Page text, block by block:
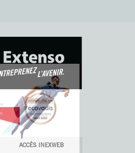
ACCÈS INEXWEB
sert pas
plaisir🍪. Ils
vos
et
taillés